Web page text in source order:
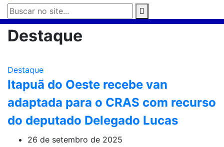
Destaque
Destaque
Itapuã do Oeste recebe van
adaptada para o CRAS com recurso
do deputado Delegado Lucas
26 de setembro de 2025